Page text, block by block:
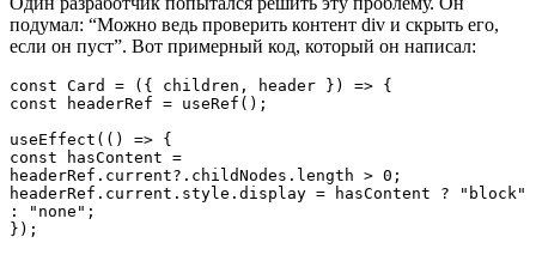
подумал: “Можно ведь проверить контент div и скрыть его,
если он пуст”. Вот примерный код, который он написал:
const Card = ({ children, header }) => {
const headerRef = useRef();
useEffect(() => {
const hasContent =
headerRef.current?.childNodes.length > 0;
headerRef.current.style.display = hasContent ? "block"
: "none";
});